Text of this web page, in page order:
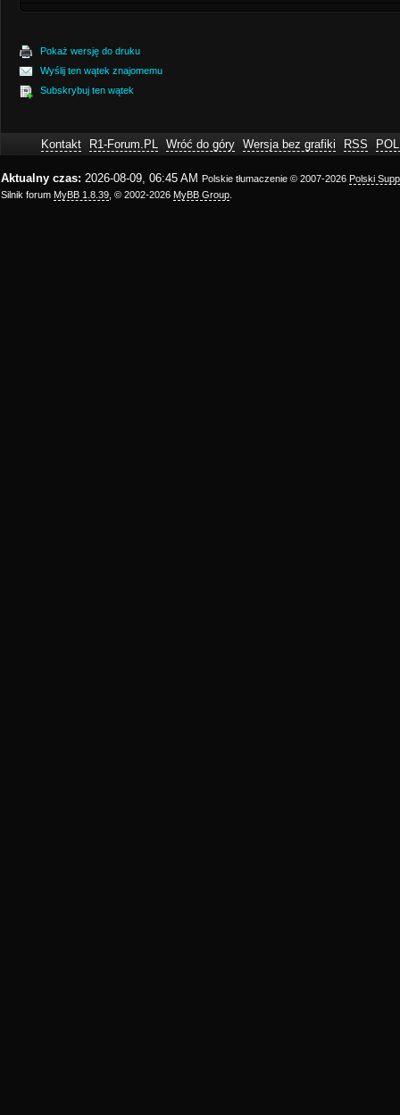
Pokaż wersję do druku
Wyślij ten wątek znajomemu
Subskrybuj ten wątek
Kontakt R1-Forum.PL Wróć do góry Wersja bez grafiki RSS
Aktualny czas: 2026-08-09, 06:45 AM Polskie tłumaczenie © 2007-2026 Polski
Silnik forum MyBB 1.8.39 , © 2002-2026 MyBB Group